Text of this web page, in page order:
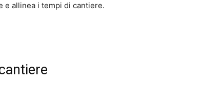
e allinea i tempi di cantiere.